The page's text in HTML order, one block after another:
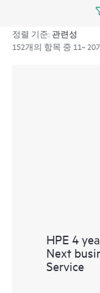
Manager)이 지정
HPE Proactive Care
Technology를 사용
신 버전의 Remote
정렬 기준:
152개의 항목 중 11~ 20
HPE 4
Next
Service